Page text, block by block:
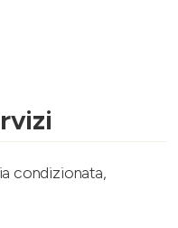
condizionata,